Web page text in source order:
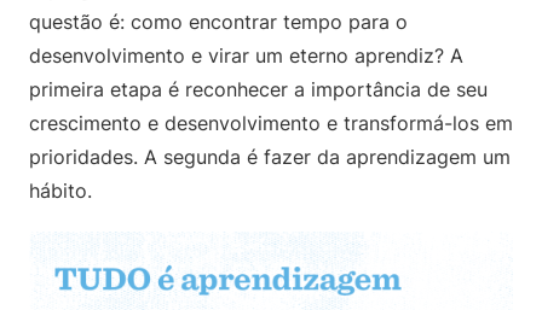
questão é: como encontrar tempo para o
desenvolvimento e virar um eterno aprendiz? A
primeira etapa é reconhecer a importância de seu
crescimento e desenvolvimento e transformá-los em
prioridades. A segunda é fazer da aprendizagem um
hábito.